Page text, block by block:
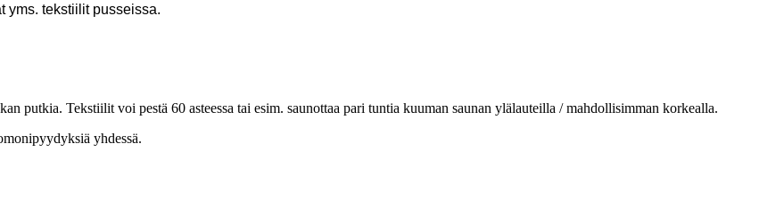
yms. tekstiilit pusseissa.
putkia. Tekstiilit voi pestä 60 asteessa tai esim. saunottaa pari tuntia kuuman saunan ylälauteilla / mahdollisimman korkealla.
yhdessä.